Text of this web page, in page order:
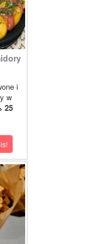
i
w
25